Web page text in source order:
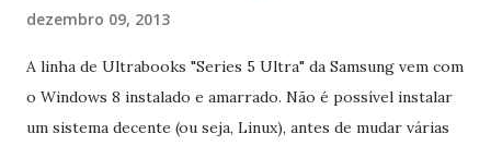
dezembro 09, 2013
A linha de Ultrabooks "Series 5 Ultra" da Samsung vem com
o Windows 8 instalado e amarrado. Não é possível instalar
um sistema decente (ou seja, Linux), antes de mudar várias